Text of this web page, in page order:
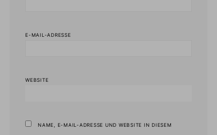
E-MAIL-ADRESSE
WEBSITE
NAME, E-MAIL-ADRESSE UND WEBSITE IN DIESEM